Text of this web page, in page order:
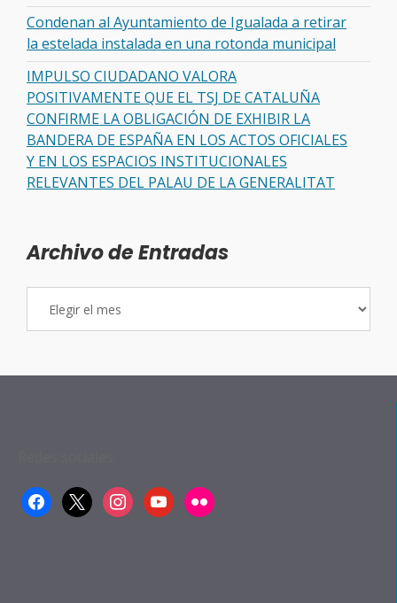
Condenan al Ayuntamiento de Igualada a retirar
la estelada instalada en una rotonda municipal
IMPULSO CIUDADANO VALORA
POSITIVAMENTE QUE EL TSJ DE CATALUÑA
CONFIRME LA OBLIGACIÓN DE EXHIBIR LA
BANDERA DE ESPAÑA EN LOS ACTOS OFICIALES
Y EN LOS ESPACIOS INSTITUCIONALES
RELEVANTES DEL PALAU DE LA GENERALITAT
Archivo de Entradas
facebook
x instagramyoutubeflickr